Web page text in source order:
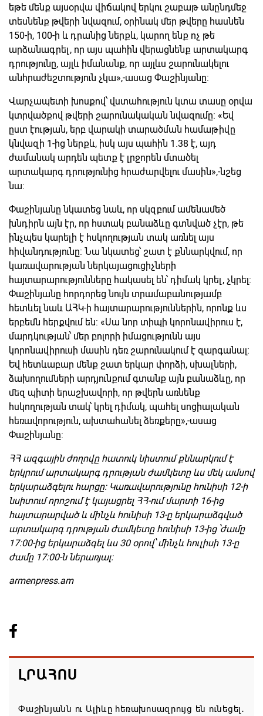
եթե մենք այսօրվա վիճակով երկու շաբաթ անընդմեջ
տեսնենք թվերի նվազում, օրինակ մեր թվերը հասնեն
150-ի, 100-ի և դրանից ներքև, կարող ենք ոչ թե
արձանագրել, որ այս պահին վերացնենք արտակարգ
դրությունը, այլև իմանանք, որ այլևս շարունակելու
անհրաժեշտություն չկա»,-ասաց Փաշինյանը:
Վարչապետի խոսքով՝ վստահություն կտա տասը օրվա
կտրվածքով թվերի շարունակական նվազումը: «Եվ
ըստ էության, երբ վարակի տարածման համաթիվը
կնվազի 1-ից ներքև, իսկ այս պահին 1.38 է, այդ
ժամանակ արդեն պետք է լրջորեն մտածել
արտակարգ դրությունից հրաժարվելու մասին»,-նշեց
նա:
Փաշինյանը նկատեց նաև, որ սկզբում ամենամեծ
խնդիրն այն էր, որ հստակ բանաձևը գտնված չէր, թե
ինչպես կարելի է հսկողության տակ առնել այս
հիվանդությունը: Նա նկատեց՝ շատ է քննարկվում, որ
կառավարության ներկայացուցիչների
հայտարարությունները հակասել են՝ դիմակ կրել, չկրել:
Փաշինյանը հորդորեց նույն տրամաբանությամբ
հետևել նաև ԱՀԿ-ի հայտարարություններին, որոնք ևս
երբեմն հերքվում են: «Սա նոր տիպի կորոնավիրուս է,
մարդկության՝ մեր բոլորի իմացությունն այս
կորոնավիրուսի մասին դեռ շարունակում է զարգանալ:
Եվ հետևաբար մենք շատ երկար փորձի, սխալների,
ձախողումների արդյունքում գտանք այն բանաձևը, որ
մեզ պիտի երաշխավորի, որ թվերն առնենք
հսկողության տակ՝ կրել դիմակ, պահել սոցիալական
հեռավորություն, ախտահանել ձեռքերը»,-ասաց
Փաշինյանը:
ՀՀ ազգային ժողովը հատուկ նիստում քննարկում է
երկրում արտակարգ դրության ժամկետը ևս մեկ ամսով
երկարաձգելու հարցը: Կառավարությունը հունիսի 12-ի
նսիտում որոշում է կայացրել ՀՀ-ում մարտի 16-ից
հայտարարված և մինչև հունիսի 13-ը երկարաձգված
արտակարգ դրության ժամկետը հունիսի 13-ից ՝ժամը
17:00-ից երկարաձգել ևս 30 օրով՝ մինչև հուլիսի 13-ը
ժամը 17:00-ն ներառյալ:
armenpress.am
ԼՐԱՀՈՍ
Փաշինյանն ու Ալիևը հեռախոսազրույց են ունեցել․